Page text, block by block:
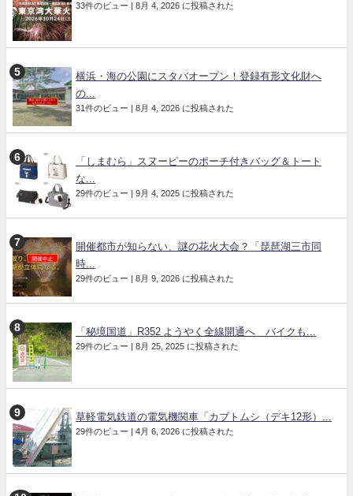
33件のビュー 8月 4, 2026 に投稿された
横浜・海の公園にスタバオープン！登録有形文化財へ
の...
31件のビュー 8月 4, 2026 に投稿された
「しまむら」スヌーピーのポーチ付きバッグ＆トート
な...
29件のビュー 9月 4, 2025 に投稿された
開催都市が知らない、謎の花火大会？「琵琶湖三市同
時...
29件のビュー 8月 9, 2026 に投稿された
「秘境国道」R352 ようやく全線開通へ バイクも...
29件のビュー 8月 25, 2025 に投稿された
草軽電気鉄道の電気機関車「カブトムシ（デキ12形）...
29件のビュー 4月 6, 2026 に投稿された